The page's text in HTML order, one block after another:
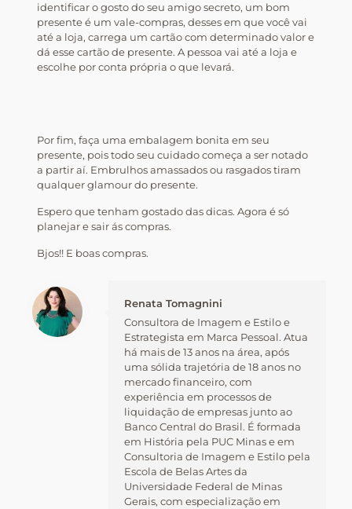
identificar o gosto do seu amigo secreto, um bom
presente é um vale-compras, desses em que você vai
até a loja, carrega um cartão com determinado valor e
dá esse cartão de presente. A pessoa vai até a loja e
escolhe por conta própria o que levará.
Por fim, faça uma embalagem bonita em seu
presente, pois todo seu cuidado começa a ser notado
a partir aí. Embrulhos amassados ou rasgados tiram
qualquer glamour do presente.
Espero que tenham gostado das dicas. Agora é só
planejar e sair ás compras.
Bjos!! E boas compras.
Renata Tomagnini
Consultora de Imagem e Estilo e
Estrategista em Marca Pessoal. Atua
há mais de 13 anos na área, após
uma sólida trajetória de 18 anos no
mercado financeiro, com
experiência em processos de
liquidação de empresas junto ao
Banco Central do Brasil. É formada
em História pela PUC Minas e em
Consultoria de Imagem e Estilo pela
Escola de Belas Artes da
Universidade Federal de Minas
Gerais, com especialização em